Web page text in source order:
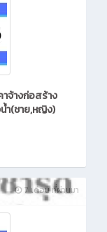
าจ้างก่อสร้าง
ำ(ชาย,หญิง)
7 เดือน ที่ผ่านมา